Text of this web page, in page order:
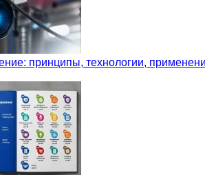
принципы, технологии,